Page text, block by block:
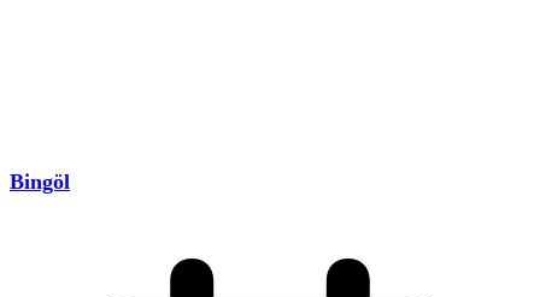
Bingöl